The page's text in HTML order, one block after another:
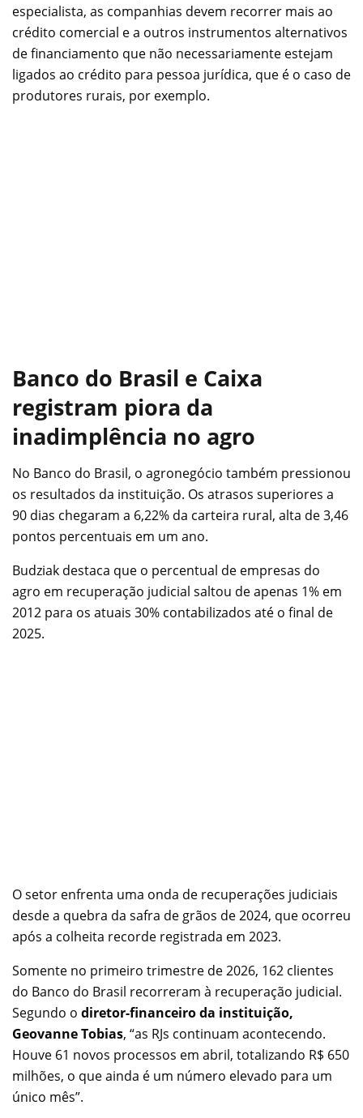
especialista, as companhias devem recorrer mais ao
crédito comercial e a outros instrumentos alternativos
de financiamento que não necessariamente estejam
ligados ao crédito para pessoa jurídica, que é o caso de
produtores rurais, por exemplo.
Banco do Brasil e Caixa
registram piora da
inadimplência no agro
No Banco do Brasil, o agronegócio também pressionou
os resultados da instituição. Os atrasos superiores a
90 dias chegaram a 6,22% da carteira rural, alta de 3,46
pontos percentuais em um ano.
Budziak destaca que o percentual de empresas do
agro em recuperação judicial saltou de apenas 1% em
2012 para os atuais 30% contabilizados até o final de
2025.
O setor enfrenta uma onda de recuperações judiciais
desde a quebra da safra de grãos de 2024, que ocorreu
após a colheita recorde registrada em 2023.
Somente no primeiro trimestre de 2026, 162 clientes
do Banco do Brasil recorreram à recuperação judicial.
Segundo o diretor-financeiro da instituição,
Geovanne Tobias, “as RJs continuam acontecendo.
Houve 61 novos processos em abril, totalizando R$ 650
milhões, o que ainda é um número elevado para um
único mês”.